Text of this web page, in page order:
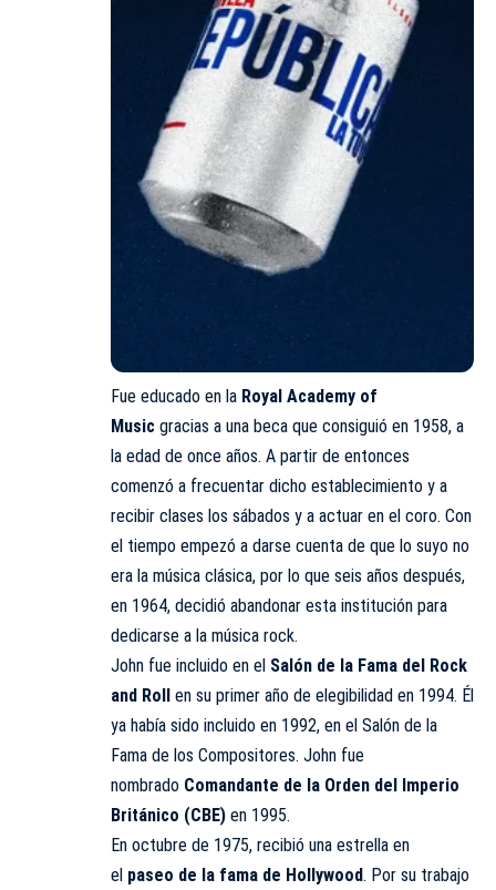
Fue educado en la Royal Academy of
Music gracias a una beca que consiguió en 1958, a
la edad de once años. A partir de entonces
comenzó a frecuentar dicho establecimiento y a
recibir clases los sábados y a actuar en el coro. Con
el tiempo empezó a darse cuenta de que lo suyo no
era la música clásica, por lo que seis años después,
en 1964, decidió abandonar esta institución para
dedicarse a la música rock.​
John fue incluido en el Salón de la Fama del Rock
and Roll en su primer año de elegibilidad en 1994. Él
ya había sido incluido en 1992, en el Salón de la
Fama de los Compositores. John fue
nombrado Comandante de la Orden del Imperio
Británico (CBE) en 1995.
En octubre de 1975, recibió una estrella en
el paseo de la fama de Hollywood. Por su trabajo